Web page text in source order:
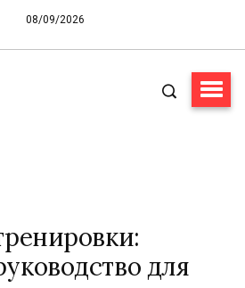
08/09/2026
для